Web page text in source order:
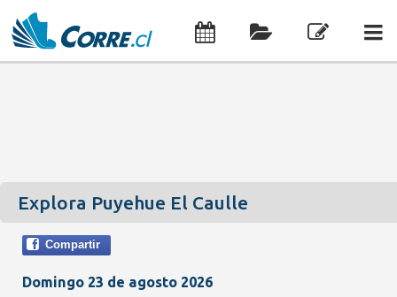
Explora Puyehue El Caulle
Compartir
Domingo 23 de agosto 2026